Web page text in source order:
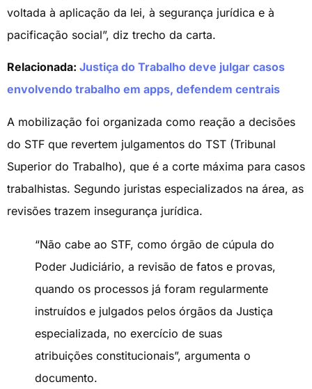
voltada à aplicação da lei, à segurança jurídica e à
pacificação social”, diz trecho da carta.
Relacionada: Justiça do Trabalho deve julgar casos
envolvendo trabalho em apps, defendem centrais
A mobilização foi organizada como reação a decisões
do STF que revertem julgamentos do TST (Tribunal
Superior do Trabalho), que é a corte máxima para casos
trabalhistas. Segundo juristas especializados na área, as
revisões trazem insegurança jurídica.
“Não cabe ao STF, como órgão de cúpula do
Poder Judiciário, a revisão de fatos e provas,
quando os processos já foram regularmente
instruídos e julgados pelos órgãos da Justiça
especializada, no exercício de suas
atribuições constitucionais”, argumenta o
documento.